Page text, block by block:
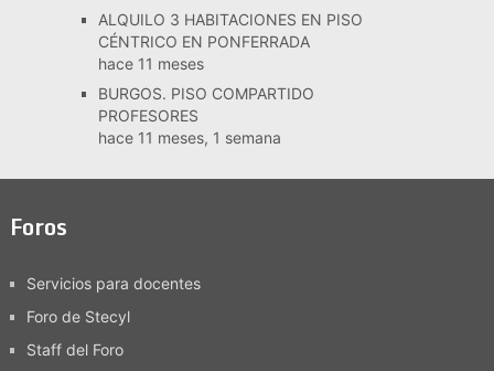
ALQUILO 3 HABITACIONES EN PISO
CÉNTRICO EN PONFERRADA
hace 11 meses
BURGOS. PISO COMPARTIDO
PROFESORES
hace 11 meses, 1 semana
Foros
Servicios para docentes
Foro de Stecyl
Staff del Foro